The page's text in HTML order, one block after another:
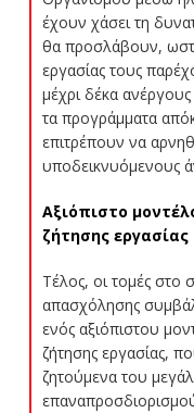
έχουν χάσει τη
θα προσλάβουν,
εργασίας τους
μέχρι δέκα
τα προγράμματα
επιτρέπουν να
υποδεικνυόμενους
Αξιόπιστο
ζήτησης εργασίας
Τέλος, οι τομές
απασχόλησης
ενός αξιόπιστου
ζήτησης εργασίας,
ζητούμενα του